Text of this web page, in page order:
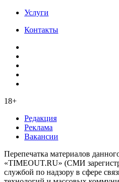
Услуги
Контакты
18+
Редакция
Реклама
Вакансии
Перепечатка материалов
«TIMEOUT.RU» (СМИ
службой по надзору в сфере